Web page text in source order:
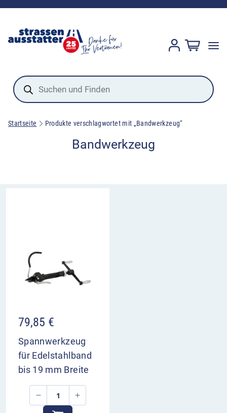
Products
search
Startseite Produkte verschlagwortet mit „Bandwerkzeug“
Bandwerkzeug
79,85 €
Spannwerkzeug
für Edelstahlband
bis 19 mm Breite